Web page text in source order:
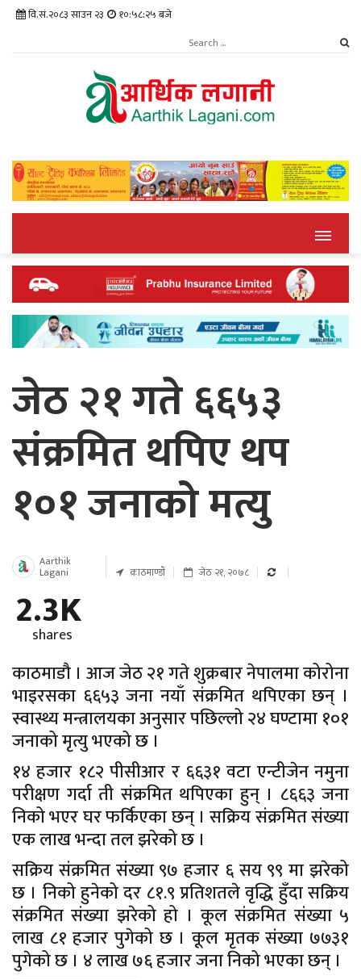
वि.सं.२०८३ साउन २३ १०:५८:२६ बजे
जेठ २१ गते ६६५३
संक्रमित थपिए थप
१०१ जनाको मत्यु
Aarthik
Lagani काठमाण्डाैं जेठ २१, २०७८
2.3K
shares
काठमाडौ । आज जेठ २१ गते शुक्रबार नेपालमा कोरोना
भाइरसका ६६५३ जना नयाँ संक्रमित थपिएका छन् ।
स्वास्थ्य मन्त्रालयका अनुसार पछिल्लो २४ घण्टामा १०१
जनाको मृत्यु भएको छ ।
१४ हजार १८२ पीसीआर र ६६३१ वटा एन्टीजेन नमुना
परीक्षण गर्दा ती संक्रमित थपिएका हुन् । ८६६३ जना
निको भएर घर फर्किएका छन् । सक्रिय संक्रमित संख्या
एक लाख भन्दा तल झरेको छ ।
सक्रिय संक्रमित संख्या ९७ हजार ६ सय ९९ मा झरेको
छ । निको हुनेको दर ८१.९ प्रतिशतले वृद्धि हुँदा सक्रिय
संक्रमित संख्या झरेको हो । कूल संक्रमित संख्या ५
लाख ८१ हजार पुगेको छ । कूल मृतक संख्या ७७३१
पुगेको छ । ४ लाख ७६ हजार जना निको भएका छन् ।